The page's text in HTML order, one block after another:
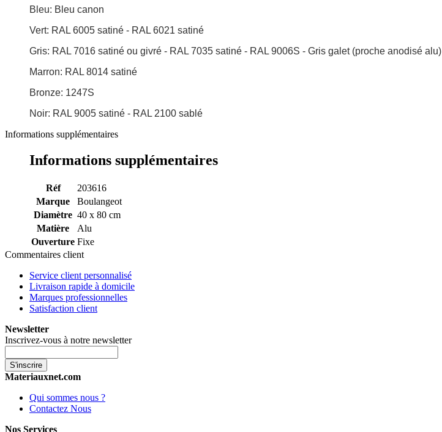
Bleu: Bleu canon
Vert: RAL 6005 satiné - RAL 6021 satiné
Gris: RAL 7016 satiné ou givré - RAL 7035 satiné - RAL 9006S - Gris galet (proche anodisé alu)
Marron: RAL 8014 satiné
Bronze: 1247S
Noir: RAL 9005 satiné - RAL 2100 sablé
Informations supplémentaires
Informations supplémentaires
Réf
203616
Marque
Boulangeot
Diamètre 40 x 80 cm
Matière
Alu
Ouverture Fixe
Commentaires client
Service client personnalisé
Livraison rapide à domicile
Marques professionnelles
Satisfaction client
Newsletter
Inscrivez-vous à notre newsletter
S'inscrire
Materiauxnet.com
Qui sommes nous ?
Contactez Nous
Nos Services